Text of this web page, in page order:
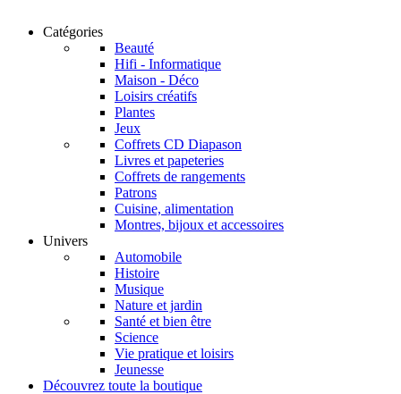
Catégories
Beauté
Hifi - Informatique
Maison - Déco
Loisirs créatifs
Plantes
Jeux
Coffrets CD Diapason
Livres et papeteries
Coffrets de rangements
Patrons
Cuisine, alimentation
Montres, bijoux et accessoires
Univers
Automobile
Histoire
Musique
Nature et jardin
Santé et bien être
Science
Vie pratique et loisirs
Jeunesse
Découvrez toute la boutique